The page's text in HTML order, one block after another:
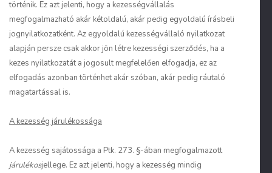
történik. Ez azt jelenti, hogy a kezességvállalás
megfogalmazható akár kétoldalú, akár pedig egyoldalú írásbeli
jognyilatkozatként. Az egyoldalú kezességvállaló nyilatkozat
alapján persze csak akkor jön létre kezességi szerződés, ha a
kezes nyilatkozatát a jogosult megfelelően elfogadja, ez az
elfogadás azonban történhet akár szóban, akár pedig ráutaló
magatartással is.
A kezesség járulékossága
A kezesség sajátossága a Ptk. 273. §-ában megfogalmazott
járulékosjellege. Ez azt jelenti, hogy a kezesség mindig